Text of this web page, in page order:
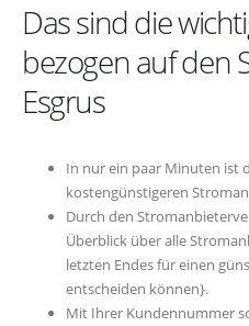
Das sind die
bezogen auf den
Esgrus
In nur ein paar Minuten ist
kostengünstigeren
Durch den
Überblick über alle
letzten Endes für einen
entscheiden können}.
Mit Ihrer Kundennummer